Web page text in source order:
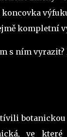
kompletní
s ním
ve